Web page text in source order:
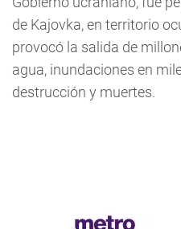
de Kajovka, en territorio
provocó la salida de
agua, inundaciones en
destrucción y muertes.